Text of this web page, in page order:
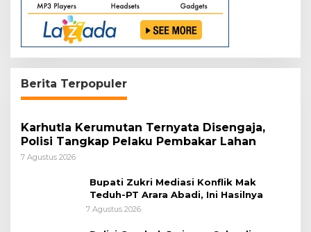
Berita Terpopuler
Karhutla Kerumutan Ternyata Disengaja,
Polisi Tangkap Pelaku Pembakar Lahan
7 Agustus 2026
Bupati Zukri Mediasi Konflik Mak
Teduh-PT Arara Abadi, Ini Hasilnya
7 Agustus 2026